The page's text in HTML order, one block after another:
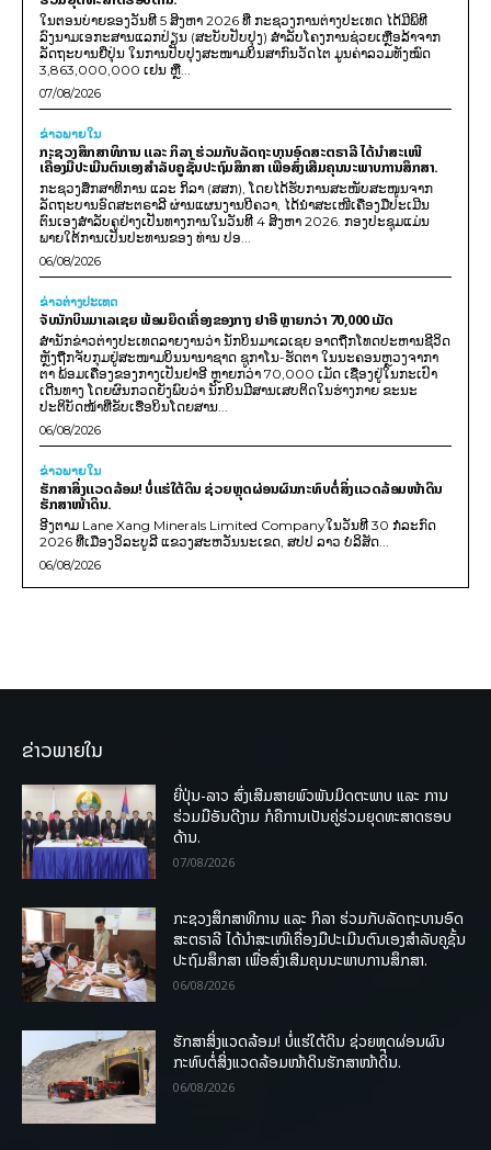
ໃນຕອນບ່າຍຂອງວັນທີ 5 ສິງຫາ 2026 ທີ່ ກະຊວງການຕ່າງປະເທດ ໄດ້ມີພິທີ
ລົງນາມເອກະສານແລກປ່ຽນ (ສະບັບປັບປຸງ) ສໍາລັບໂຄງການຊ່ວຍເຫຼືອລ້າຈາກ
ລັດຖະບານຍີ່ປຸ່ນ ໃນການປັບປຸງສະໜາມບິນສາກົນວັດໄຕ ມູນຄ່າລວມທັງໝົດ
3,863,000,000 ເຢນ ຫຼື...
07/08/2026
ຂ່າວພາຍ​ໃນ
ກະຊວງສຶກສາທິການ ແລະ ກິລາ ຮ່ວມກັບລັດຖະບານອົດສະຕຣາລີ ໄດ້ນຳສະເໜີ
ເຄື່ອງມືປະເມີນຕົນເອງສຳລັບຄູຊັ້ນປະຖົມສຶກສາ ເພື່ອສົ່ງເສີມຄຸນນະພາບການສຶກສາ.
ກະຊວງສຶກສາທິການ ແລະ ກິລາ (ສສກ), ໂດຍໄດ້ຮັບການສະໜັບສະໜູນຈາກ
ລັດຖະບານອົດສະຕຣາລີ ຜ່ານແຜນງານບີຄວາ, ໄດ້ນຳສະເໜີເຄື່ອງມືປະເມີນ
ຕົນເອງສຳລັບຄູຢ່າງເປັນທາງການໃນວັນທີ 4 ສິງຫາ 2026. ກອງປະຊຸມແມ່ນ
ພາຍໃຕ້ການເປັນປະທານຂອງ ທ່ານ ປອ...
06/08/2026
ຂ່າວຕ່າງປະເທດ
ຈັບນັກບິນມາເລເຊຍ ພ້ອມຍຶດເຄື່ອງຂອງກາງ ຢາອີ ຫຼາຍກວ່າ 70,000 ເມັດ
ສຳນັກຂ່າວຕ່າງປະເທດລາຍງານວ່າ ນັກບິນມາເລເຊຍ ອາດຖືກໂທດປະຫານຊີວິດ
ຫຼັງຖືກຈັບກຸມຢູ່ສະໜາມບິນນານາຊາດ ຊູກາໂນ-ຮັດຕາ ໃນນະຄອນຫຼວງຈາກາ
ຕາ ພ້ອມເຄື່ອງຂອງກາງເປັນຢາອີ ຫຼາຍກວ່າ 70,000 ເມັດ ເຊື່ອງຢູ່ໃນກະເປົາ
ເດີນທາງ ໂດຍຜົນກວດຍັງພົບວ່າ ນັກບິນມີສານເສບຕິດໃນຮ່າງກາຍ ຂະນະ
ປະຕິບັດໜ້າທີ່ຂັບເຮືອບິນໂດຍສານ...
06/08/2026
ຂ່າວພາຍ​ໃນ
ຮັກສາສິ່ງແວດລ້ອມ! ບໍ່ແຮ່ໃຕ້ດິນ ຊ່ວຍຫຼຸດຜ່ອນຜົນກະທົບຕໍ່ສິ່ງແວດລ້ອມໜ້າດິນ
ຮັກສາໜ້າດິນ.
ອີງຕາມ Lane Xang Minerals Limited Companyໃນວັນທີ 30 ກໍລະກົດ
2026 ທີ່ເມືອງວິລະບູລີ ແຂວງສະຫວັນນະເຂດ, ສປປ ລາວ ບໍລິສັດ...
06/08/2026
ຂ່າວພາຍໃນ
ຍີ່ປຸ່ນ-ລາວ ສົ່ງເສີມສາຍພົວພັນມິດຕະພາບ ແລະ ການ
ຮ່ວມມືອັນດີງາມ ກໍຄືການເປັນຄູ່ຮ່ວມຍຸດທະສາດຮອບ
ດ້ານ.
07/08/2026
ກະຊວງສຶກສາທິການ ແລະ ກິລາ ຮ່ວມກັບລັດຖະບານອົດ
ສະຕຣາລີ ໄດ້ນຳສະເໜີເຄື່ອງມືປະເມີນຕົນເອງສຳລັບຄູຊັ້ນ
ປະຖົມສຶກສາ ເພື່ອສົ່ງເສີມຄຸນນະພາບການສຶກສາ.
06/08/2026
ຮັກສາສິ່ງແວດລ້ອມ! ບໍ່ແຮ່ໃຕ້ດິນ ຊ່ວຍຫຼຸດຜ່ອນຜົນ
ກະທົບຕໍ່ສິ່ງແວດລ້ອມໜ້າດິນຮັກສາໜ້າດິນ.
06/08/2026